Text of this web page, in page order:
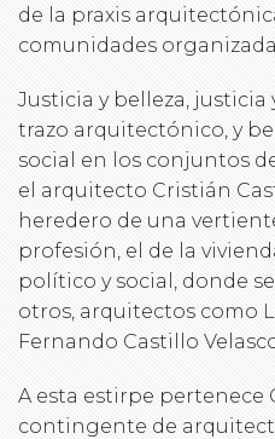
de la praxis
comunidades
Justicia y belleza,
trazo arquitectónico, y
social en los conjuntos
el arquitecto Cristián
heredero de una
profesión, el de la
político y social, donde
otros, arquitectos como
Fernando Castillo
A esta estirpe pertenece
contingente de